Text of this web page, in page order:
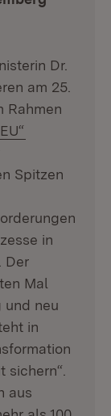
Dr.
am 25.
Rahmen
Spitzen
in
Der
Mal
und neu
in
aus